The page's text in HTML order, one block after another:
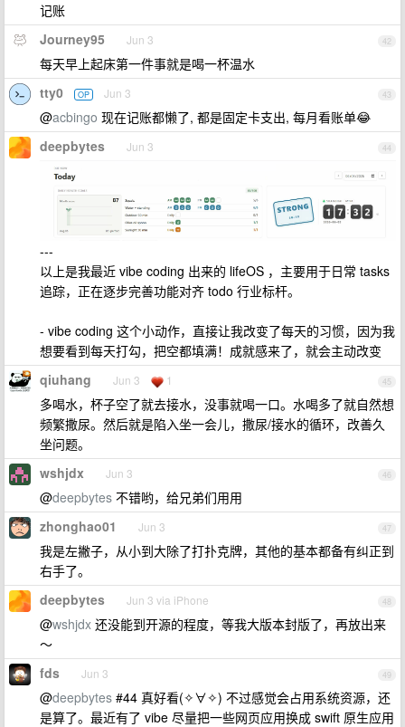
记账
42
Journey95 Jun 3
每天早上起床第一件事就是喝一杯温水
43
tty0 OP Jun 3
@acbingo 现在记账都懒了, 都是固定卡支出, 每月看账单😂
44
deepbytes Jun 3
---
以上是我最近 vibe coding 出来的 lifeOS ，主要用于日常 tasks
追踪，正在逐步完善功能对齐 todo 行业标杆。
- vibe coding 这个小动作，直接让我改变了每天的习惯，因为我
想要看到每天打勾，把空都填满！成就感来了，就会主动改变
45
qiuhang Jun 3 1
多喝水，杯子空了就去接水，没事就喝一口。水喝多了就自然想
频繁撒尿。然后就是陷入坐一会儿，撒尿/接水的循环，改善久
坐问题。
46
wshjdx Jun 3
@deepbytes 不错哟，给兄弟们用用
47
zhonghao01 Jun 3
我是左撇子，从小到大除了打扑克牌，其他的基本都备有纠正到
右手了。
48
deepbytes Jun 3 via iPhone
@wshjdx 还没能到开源的程度，等我大版本封版了，再放出来
～
49
fds Jun 3
@deepbytes #44 真好看(✧∀✧) 不过感觉会占用系统资源，还
是算了。最近有了 vibe 尽量把一些网页应用换成 swift 原生应用